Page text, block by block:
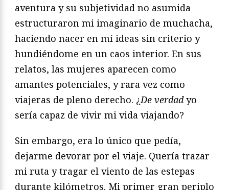
aventura y su subjetividad no asumida
estructuraron mi imaginario de muchacha,
haciendo nacer en mí ideas sin criterio y
hundiéndome en un caos interior. En sus
relatos, las mujeres aparecen como
amantes potenciales, y rara vez como
viajeras de pleno derecho. ¿De verdadyo
sería capaz de vivir mi vida viajando?
Sin embargo, era lo único que pedía,
dejarme devorar por el viaje. Quería trazar
mi ruta y tragar el viento de las estepas
durante kilómetros. Mi primer gran periplo